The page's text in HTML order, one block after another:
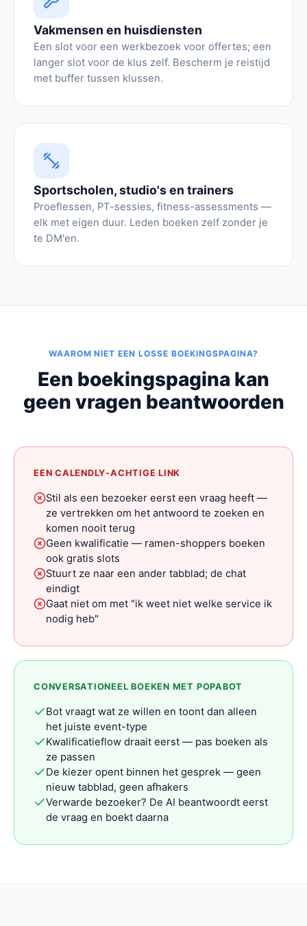
Vakmensen en huisdiensten
Een slot voor een werkbezoek voor offertes; een
langer slot voor de klus zelf. Bescherm je reistijd
met buffer tussen klussen.
Sportscholen, studio's en trainers
Proeflessen, PT-sessies, fitness-assessments —
elk met eigen duur. Leden boeken zelf zonder je
te DM'en.
WAAROM NIET EEN LOSSE BOEKINGSPAGINA?
Een boekingspagina kan
geen vragen beantwoorden
EEN CALENDLY-ACHTIGE LINK
Stil als een bezoeker eerst een vraag heeft —
ze vertrekken om het antwoord te zoeken en
komen nooit terug
Geen kwalificatie — ramen-shoppers boeken
ook gratis slots
Stuurt ze naar een ander tabblad; de chat
eindigt
Gaat niet om met "ik weet niet welke service ik
nodig heb"
CONVERSATIONEEL BOEKEN MET POPABOT
Bot vraagt wat ze willen en toont dan alleen
het juiste event-type
Kwalificatieflow draait eerst — pas boeken als
ze passen
De kiezer opent binnen het gesprek — geen
nieuw tabblad, geen afhakers
Verwarde bezoeker? De AI beantwoordt eerst
de vraag en boekt daarna